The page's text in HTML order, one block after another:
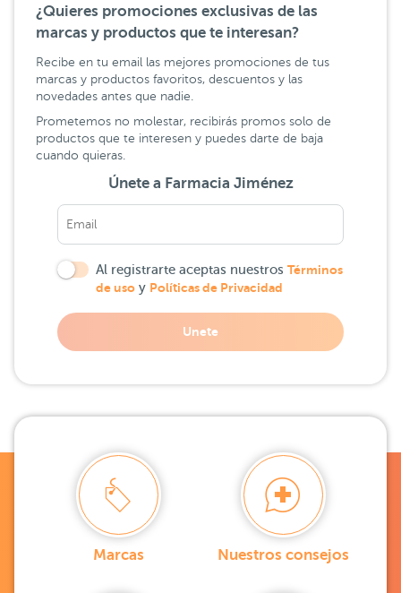
¿Quieres promociones exclusivas de las
marcas y productos que te interesan?
Recibe en tu email las mejores promociones de tus
marcas y productos favoritos, descuentos y las
novedades antes que nadie.
Prometemos no molestar, recibirás promos solo de
productos que te interesen y puedes darte de baja
cuando quieras.
Únete a Farmacia Jiménez
Al registrarte aceptas nuestros Términos
de uso y Políticas de Privacidad
Unete
Marcas Nuestros consejos